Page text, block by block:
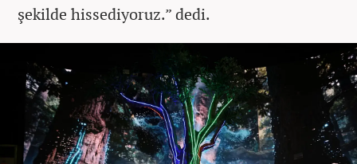
şekilde hissediyoruz.” dedi.